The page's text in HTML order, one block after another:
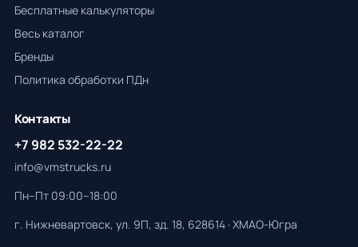
Бесплатные калькуляторы
Весь каталог
Бренды
Политика обработки ПДн
Контакты
+7 982 532-22-22
info@vmstrucks.ru
Пн–Пт 09:00–18:00
г. Нижневартовск, ул. 9П, зд. 18, 628614 · ХМАО-Югра